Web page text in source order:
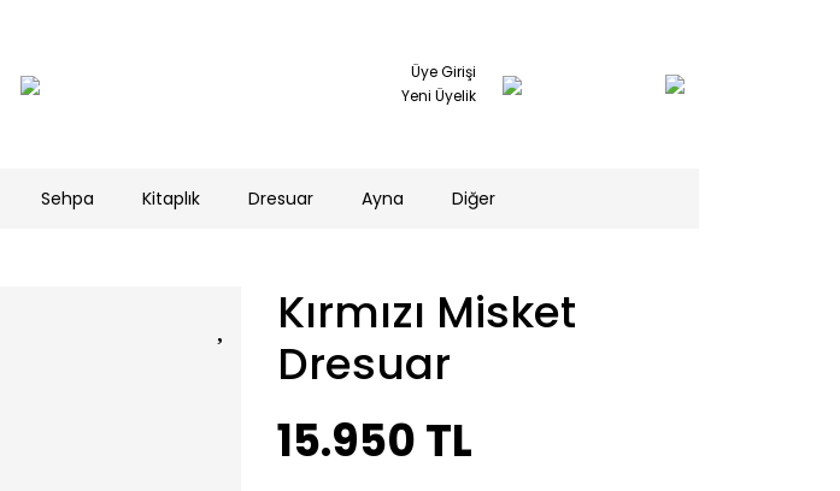
Üye Girişi
Yeni Üyelik
Sehpa Kitaplık Dresuar Ayna Diğer
Kırmızı Misket
Dresuar
15.950 TL